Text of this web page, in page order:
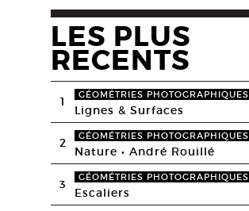
LES PLUS
RECENTS
1 GÉOMÉTRIES PHOTOGRAPHIQUES
Lignes & Surfaces
2 GÉOMÉTRIES PHOTOGRAPHIQUES
Nature • André Rouillé
3 GÉOMÉTRIES PHOTOGRAPHIQUES
Escaliers